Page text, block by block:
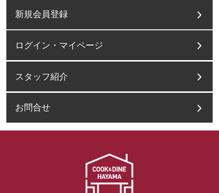
新規会員登録
ログイン・マイページ
スタッフ紹介
お問合せ